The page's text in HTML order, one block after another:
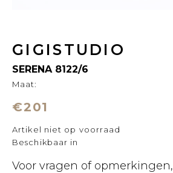
GIGISTUDIO
SERENA 8122/6
Maat:
€201
Artikel niet op voorraad
Beschikbaar in
Voor vragen of opmerkingen,